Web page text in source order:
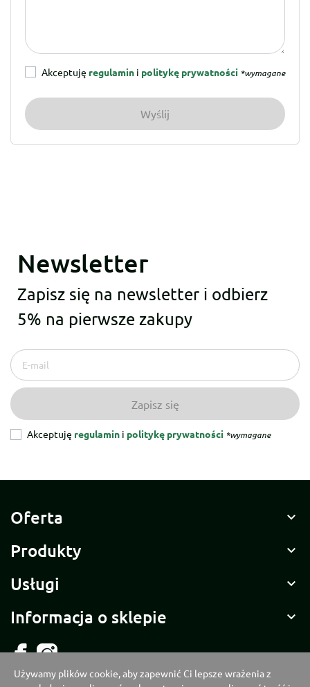
Akceptuję regulamin i politykę prywatności *wymagane
Newsletter
Zapisz się na newsletter i odbierz
5% na pierwsze zakupy
Akceptuję regulamin i politykę prywatności *wymagane
Oferta 
Produkty 
Usługi 
Informacja o sklepie 
Używamy plików cookie, aby zapewnić Ci lepsze wrażenia z